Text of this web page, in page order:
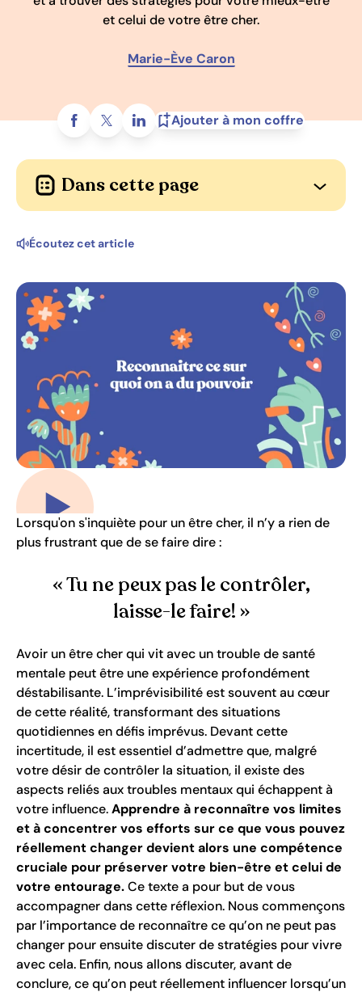
et celui de votre être cher.
Marie-Ève Caron
Partagez sur Ajouter à mon coffre
Dans cette page Ouvrir
Écoutez cet article
Jouer la vidéo
Lorsqu'on s'inquiète pour un être cher, il n’y a rien de
plus frustrant que de se faire dire :
« Tu ne peux pas le contrôler,
laisse-le faire! »
Avoir un être cher qui vit avec un trouble de santé
mentale peut être une expérience profondément
déstabilisante. L’imprévisibilité est souvent au cœur
de cette réalité, transformant des situations
quotidiennes en défis imprévus. Devant cette
incertitude, il est essentiel d’admettre que, malgré
votre désir de contrôler la situation, il existe des
aspects reliés aux troubles mentaux qui échappent à
votre influence.Apprendre à reconnaître vos limites
et à concentrer vos efforts sur ce que vous pouvez
réellement changer devient alors une compétence
cruciale pour préserver votre bien-être et celui de
votre entourage.Ce texte a pour but de vous
accompagner dans cette réflexion. Nous commençons
par l’importance de reconnaître ce qu’on ne peut pas
changer pour ensuite discuter de stratégies pour vivre
avec cela. Enfin, nous allons discuter, avant de
conclure, ce qu’on peut réellement influencer lorsqu’un